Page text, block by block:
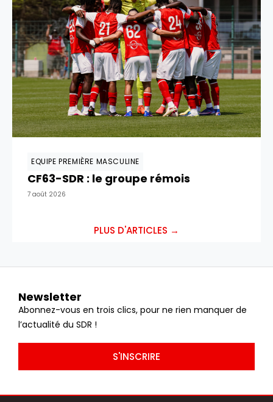
EQUIPE PREMIÈRE MASCULINE
CF63-SDR : le groupe rémois
7 août 2026
PLUS D'ARTICLES →
Newsletter
Abonnez-vous en trois clics, pour ne rien manquer de
l’actualité du SDR !
S'INSCRIRE